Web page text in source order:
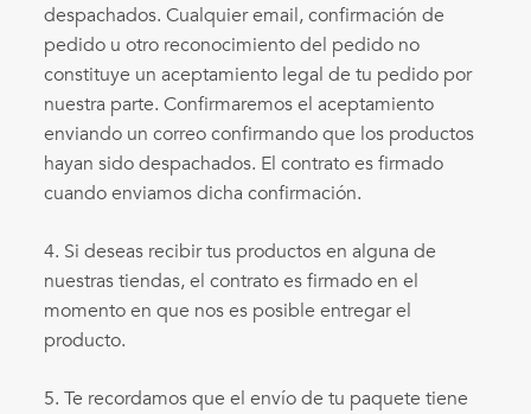
despachados. Cualquier email, confirmación de
pedido u otro reconocimiento del pedido no
constituye un aceptamiento legal de tu pedido por
nuestra parte. Confirmaremos el aceptamiento
enviando un correo confirmando que los productos
hayan sido despachados. El contrato es firmado
cuando enviamos dicha confirmación.
4. Si deseas recibir tus productos en alguna de
nuestras tiendas, el contrato es firmado en el
momento en que nos es posible entregar el
producto.
5. Te recordamos que el envío de tu paquete tiene